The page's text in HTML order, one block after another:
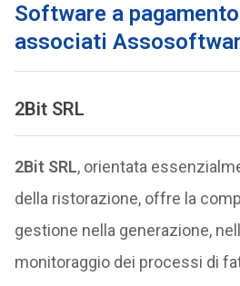
Software a
associati
2Bit SRL
2Bit SRL, orientata
della ristorazione, offre la
gestione nella generazione,
monitoraggio dei processi di